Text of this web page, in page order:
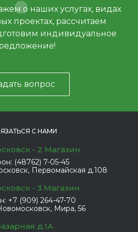
о наших услугах, видах
проектах, рассчитаем
индивидуальное
вопрос
С НАМИ
- 2 Магазин
(48762) 7-05-45
Первомайская д.108
- 3 Магазин
+7 (909) 264-47-70
Мира, 56
д.1А